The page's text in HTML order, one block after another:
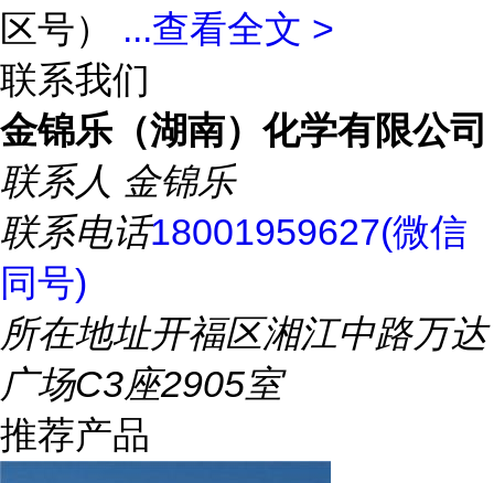
区号） ...查看全文 >
联系我们
金锦乐（湖南）化学有限公司
联系人 金锦乐
联系电话18001959627(微信
同号)
所在地址开福区湘江中路万达
广场C3座2905室
推荐产品